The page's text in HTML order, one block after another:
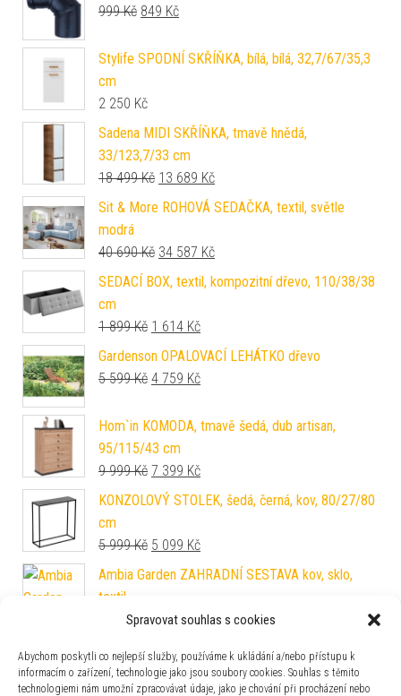
Spravovat souhlas s cookies
Abychom poskytli co nejlepší služby, používáme k ukládání a/nebo přístupu k
informacím o zařízení, technologie jako jsou soubory cookies. Souhlas s těmito
technologiemi nám umožní zpracovávat údaje, jako je chování při procházení nebo
999Kč Původní cena byla: 999 Kč.
849 KčAktuální cena je: 849 Kč.
Stylife SPODNÍ SKŘÍŇKA, bílá, bílá, 32,7/67/35,3
cm
2 250 Kč
Sadena MIDI SKŘÍŇKA, tmavě hnědá,
33/123,7/33 cm
18 499Kč Původní cena byla: 18 499 Kč.
13 689 KčAktuální cena je: 13 689 Kč.
Sit & More ROHOVÁ SEDAČKA, textil, světle
modrá
40 690Kč Původní cena byla: 40 690 Kč.
34 587 KčAktuální cena je: 34 587 Kč.
SEDACÍ BOX, textil, kompozitní dřevo, 110/38/38
cm
1 899Kč Původní cena byla: 1 899 Kč.
1 614 KčAktuální cena je: 1 614 Kč.
Gardenson OPALOVACÍ LEHÁTKO dřevo
5 599Kč Původní cena byla: 5 599 Kč.
4 759 KčAktuální cena je: 4 759 Kč.
Hom`in KOMODA, tmavě šedá, dub artisan,
95/115/43 cm
9 999Kč Původní cena byla: 9 999 Kč.
7 399 KčAktuální cena je: 7 399 Kč.
KONZOLOVÝ STOLEK, šedá, černá, kov, 80/27/80
cm
5 999Kč Původní cena byla: 5 999 Kč.
5 099 KčAktuální cena je: 5 099 Kč.
Ambia Garden ZAHRADNÍ SESTAVA kov, sklo,
textil
12 999KčPůvodní cena byla: 12 999 Kč.
11 049KčAktuální cena je: 11 049 Kč.